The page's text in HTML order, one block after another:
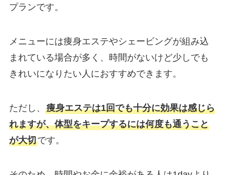
プランです。
メニューには痩身エステやシェービングが組み込
まれている場合が多く、時間がないけど少しでも
きれいになりたい人におすすめできます。
ただし、 痩身エステは1回でも十分に効果は感じら
れますが、体型をキープするには何度も通うこと
が大切です。